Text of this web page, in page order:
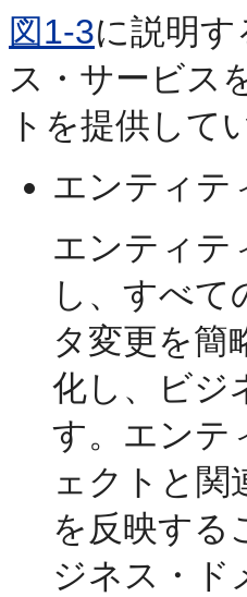
図1-3に説明
ス・サービス
トを提供して
エンティテ
エンティテ
し、すべて
タ変更を簡
化し、ビジ
す。エンテ
ェクトと関
を反映する
ジネス・ド